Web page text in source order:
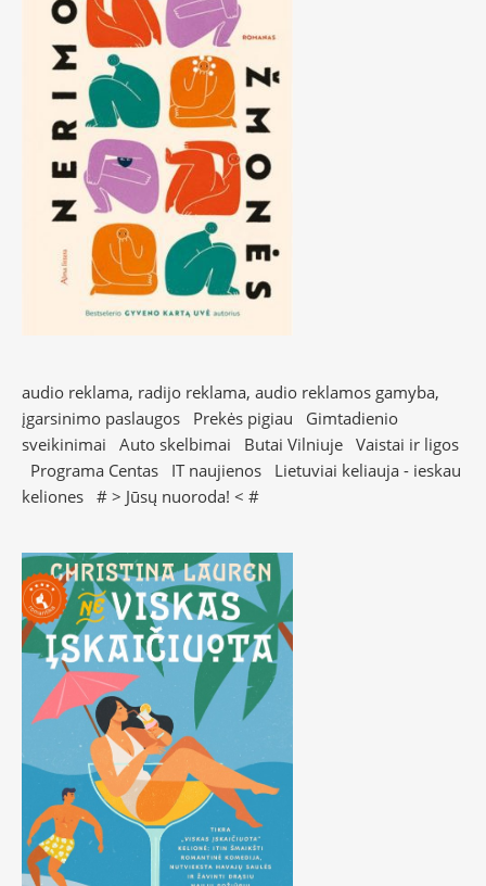
audio reklama, radijo reklama, audio reklamos gamyba,
įgarsinimo paslaugos
Prekės pigiau
Gimtadienio
sveikinimai
Auto skelbimai Butai Vilniuje Vaistai ir ligos
Programa Centas
IT naujienos
Lietuviai keliauja - ieskau
keliones # > Jūsų nuoroda! < #